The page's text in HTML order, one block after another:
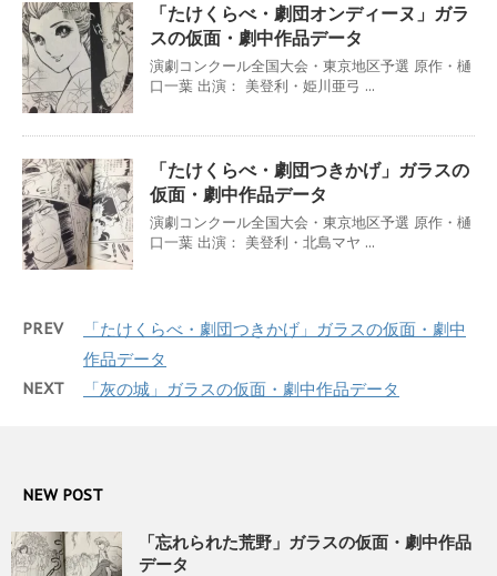
「たけくらべ・劇団オンディーヌ」ガラ
スの仮面・劇中作品データ
演劇コンクール全国大会・東京地区予選 原作・樋
口一葉 出演： 美登利・姫川亜弓 ...
「たけくらべ・劇団つきかげ」ガラスの
仮面・劇中作品データ
演劇コンクール全国大会・東京地区予選 原作・樋
口一葉 出演： 美登利・北島マヤ ...
PREV
「たけくらべ・劇団つきかげ」ガラスの仮面・劇中
作品データ
NEXT 「灰の城」ガラスの仮面・劇中作品データ
NEW POST
「忘れられた荒野」ガラスの仮面・劇中作品
データ